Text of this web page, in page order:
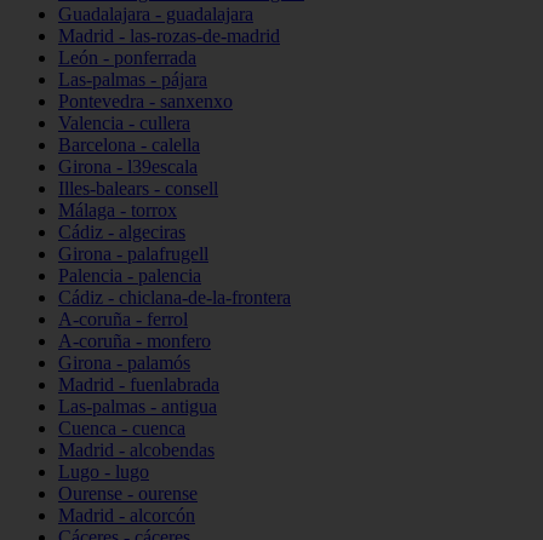
Guadalajara - guadalajara
Madrid - las-rozas-de-madrid
León - ponferrada
Las-palmas - pájara
Pontevedra - sanxenxo
Valencia - cullera
Barcelona - calella
Girona - l39escala
Illes-balears - consell
Málaga - torrox
Cádiz - algeciras
Girona - palafrugell
Palencia - palencia
Cádiz - chiclana-de-la-frontera
A-coruña - ferrol
A-coruña - monfero
Girona - palamós
Madrid - fuenlabrada
Las-palmas - antigua
Cuenca - cuenca
Madrid - alcobendas
Lugo - lugo
Ourense - ourense
Madrid - alcorcón